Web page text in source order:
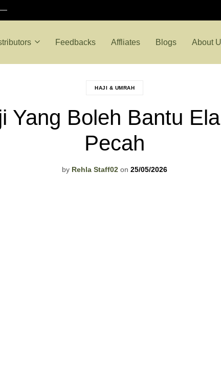
Feedbacks Affliates Blogs About
HAJI & UMRAH
Yang Boleh Bantu
Pecah
by Rehla Staff02 on 25/05/2026